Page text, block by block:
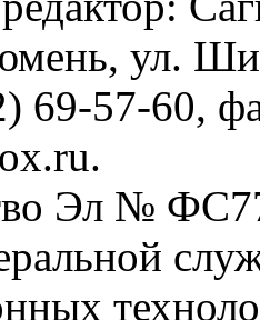
ул.
69-57-60,
Эл №